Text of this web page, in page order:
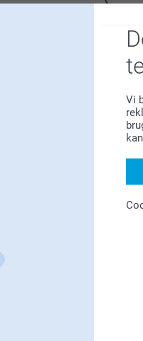
Vi
Bonus på
Leder du